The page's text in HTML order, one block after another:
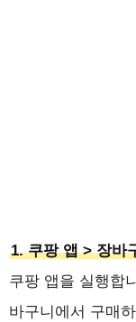
1. 쿠팡 앱 > 장바
쿠팡 앱을 실행합
바구니에서 구매